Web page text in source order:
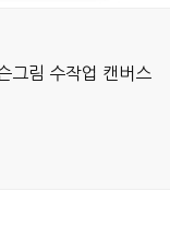
그림 수작업 캔버스